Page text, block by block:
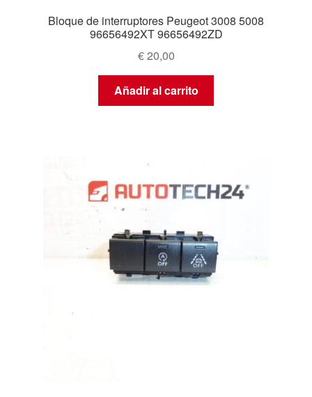
Bloque de interruptores Peugeot 3008 5008
96656492XT 96656492ZD
€20,00
Añadir al carrito